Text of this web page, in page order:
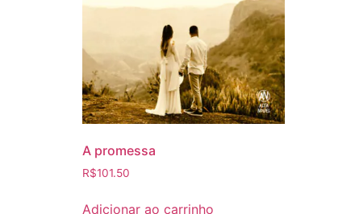
A promessa
R$101.50
Adicionar ao carrinho